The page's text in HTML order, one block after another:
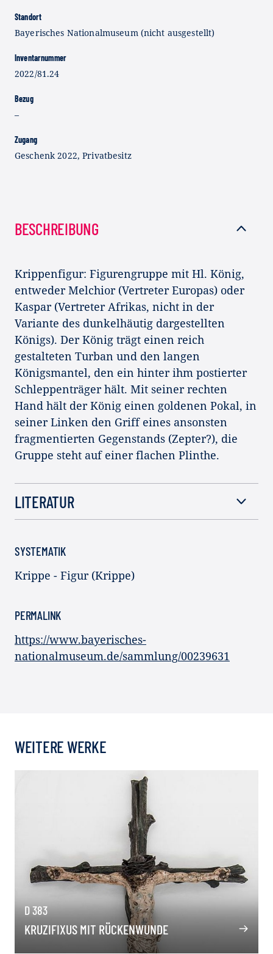
Standort
Bayerisches Nationalmuseum (nicht ausgestellt)
Inventarnummer
2022/81.24
Bezug
–
Zugang
Geschenk 2022, Privatbesitz
BESCHREIBUNG
Krippenfigur: Figurengruppe mit Hl. König,
entweder Melchior (Vertreter Europas) oder
Kaspar (Vertreter Afrikas, nicht in der
Variante des dunkelhäutig dargestellten
Königs). Der König trägt einen reich
gestalteten Turban und den langen
Königsmantel, den ein hinter ihm postierter
Schleppenträger hält. Mit seiner rechten
Hand hält der König einen goldenen Pokal, in
seiner Linken den Griff eines ansonsten
fragmentierten Gegenstands (Zepter?), die
Gruppe steht auf einer flachen Plinthe.
LITERATUR
SYSTEMATIK
Krippe - Figur (Krippe)
PERMALINK
https://www.bayerisches-
nationalmuseum.de/sammlung/00239631
WEITERE WERKE
D 383
KRUZIFIXUS MIT RÜCKENWUNDE